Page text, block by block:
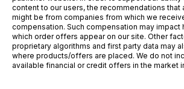
content to our users, the recommendations that
might be from companies from which we
compensation. Such compensation may impact
which order offers appear on our site. Other
proprietary algorithms and first party data may
where products/offers are placed. We do not
available financial or credit offers in the market